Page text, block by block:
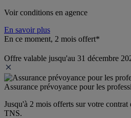
Voir conditions en agence
En savoir plus
En ce moment, 2 mois offert*
Offre valable jusqu'au 31 décembre
Assurance prévoyance pour les
Jusqu'à 2 mois offerts sur votre contrat
TNS.